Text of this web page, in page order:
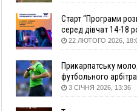
14:31
«Багато питань буде
слуханнях в Яремче
питання джипінгу в
13:54
5 «тихих» хвороб, які
13:30
ФОТО На Надрічній
приготування до нового
12:57
У Франківську
Старт “Програми
серед дівчат 14-18
22 ЛЮТОГО 2026,
Прикарпатську
футбольного арбітра
3 СІЧНЯ 2026, 13:36